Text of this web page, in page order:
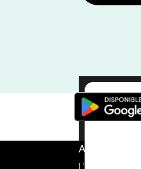
A propos de
L’application